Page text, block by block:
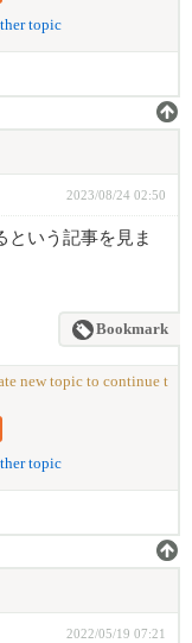
topic
2023/08/24 02:50
という記事を見ま
Bookmark
new topic to continue t
topic
2022/05/19 07:21